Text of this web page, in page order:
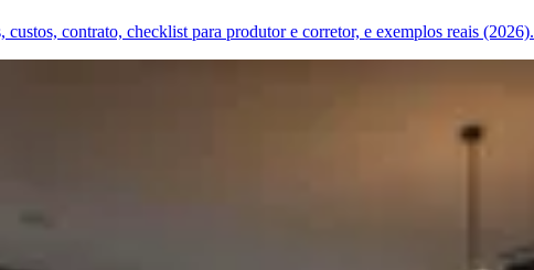
contrato, checklist para produtor e corretor, e exemplos reais (2026).